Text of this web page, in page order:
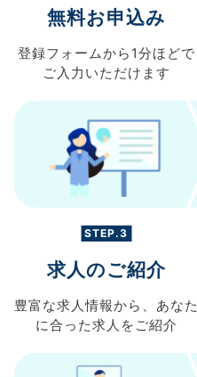
無料お申込み
登録フォームから 1分ほどで
ご入力 いただけます
STEP.3
求人のご紹介
豊富な求人情報から、 あなた
に合った求人を ご紹介